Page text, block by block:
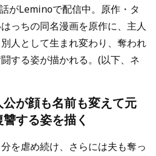
がLeminoで配信中。原作・タ
っちの同名漫画を原作に、 主人
人として生まれ変わり、奪われ
する姿が描かれる。 (以下、ネ
公が顔も名前も変えて元
讐する姿を描く
を虐め続け、さらには夫も奪っ